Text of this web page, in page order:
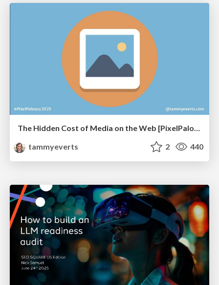
The Hidden Cost of Media on the Web [PixelPalooza 2025]
tammyeverts
2 440